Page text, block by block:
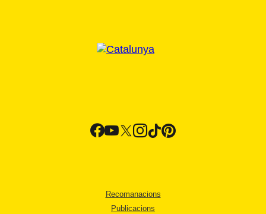
Recomanacions
Publicacions